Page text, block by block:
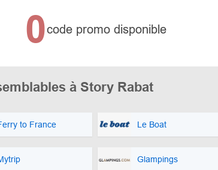
0code promo disponible
à Story Rabat
to France Le Boat
Glampings